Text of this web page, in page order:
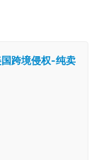
跨境侵权-纯卖